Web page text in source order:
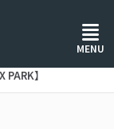
MENU
ご依頼いただきまし
】